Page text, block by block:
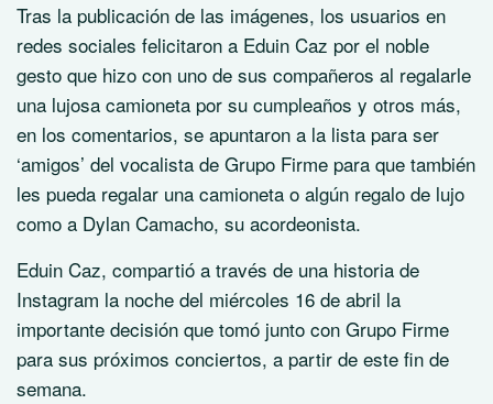
Tras la publicación de las imágenes, los usuarios en
redes sociales felicitaron a Eduin Caz por el noble
gesto que hizo con uno de sus compañeros al regalarle
una lujosa camioneta por su cumpleaños y otros más,
en los comentarios, se apuntaron a la lista para ser
‘amigos’ del vocalista de Grupo Firme para que también
les pueda regalar una camioneta o algún regalo de lujo
como a Dylan Camacho, su acordeonista.
Eduin Caz, compartió a través de una historia de
Instagram la noche del miércoles 16 de abril la
importante decisión que tomó junto con Grupo Firme
para sus próximos conciertos, a partir de este fin de
semana.